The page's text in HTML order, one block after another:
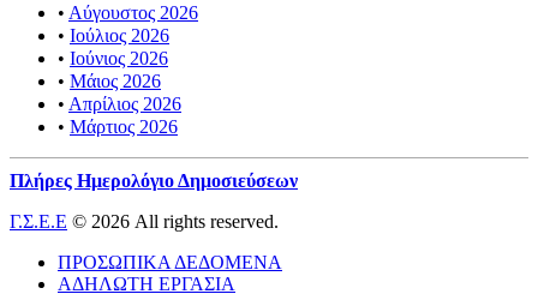
• Αύγουστος 2026
• Ιούλιος 2026
• Ιούνιος 2026
• Μάιος 2026
• Απρίλιος 2026
• Μάρτιος 2026
Πλήρες Ημερολόγιο Δημοσιεύσεων
Γ.Σ.Ε.Ε © 2026 All rights reserved.
ΠΡΟΣΩΠΙΚΑ ΔΕΔΟΜΕΝΑ
ΑΔΗΛΩΤΗ ΕΡΓΑΣΙΑ